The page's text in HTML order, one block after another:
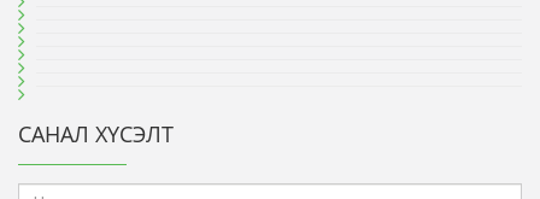
САНАЛ ХҮСЭЛТ